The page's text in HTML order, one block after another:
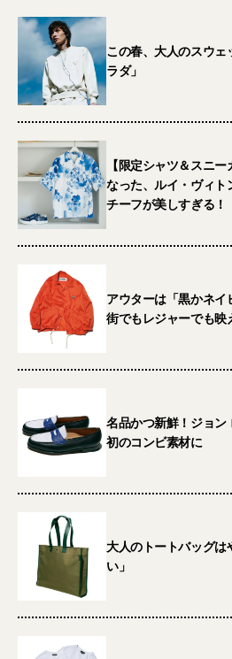
この春、大人のスウェ
ラダ」
【限定シャツ＆スニ
なった、ルイ・ヴィト
チーフが美しすぎる！
アウターは「黒かネイ
街でもレジャーでも映
名品かつ新鮮！ジョン
初のコンビ素材に
大人のトートバッグは
い」